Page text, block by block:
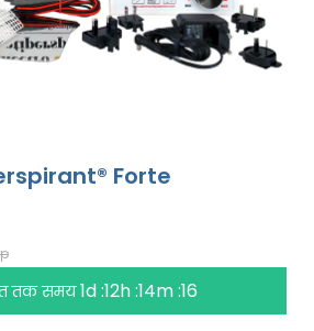
Forte
तक समय1d :12h :14m :15